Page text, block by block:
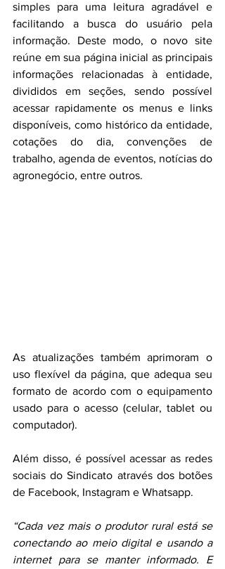
simples para uma leitura agradável e
facilitando a busca do usuário pela
informação. Deste modo, o novo site
reúne em sua página inicial as principais
informações relacionadas à entidade,
divididos em seções, sendo possível
acessar rapidamente os menus e links
disponíveis, como histórico da entidade,
cotações do dia, convenções de
trabalho, agenda de eventos, notícias do
agronegócio, entre outros.
As atualizações também aprimoram o
uso flexível da página, que adequa seu
formato de acordo com o equipamento
usado para o acesso (celular, tablet ou
computador).
Além disso, é possível acessar as redes
sociais do Sindicato através dos botões
de Facebook, Instagram e Whatsapp.
“Cada vez mais o produtor rural está se
conectando ao meio digital e usando a
internet para se manter informado. E